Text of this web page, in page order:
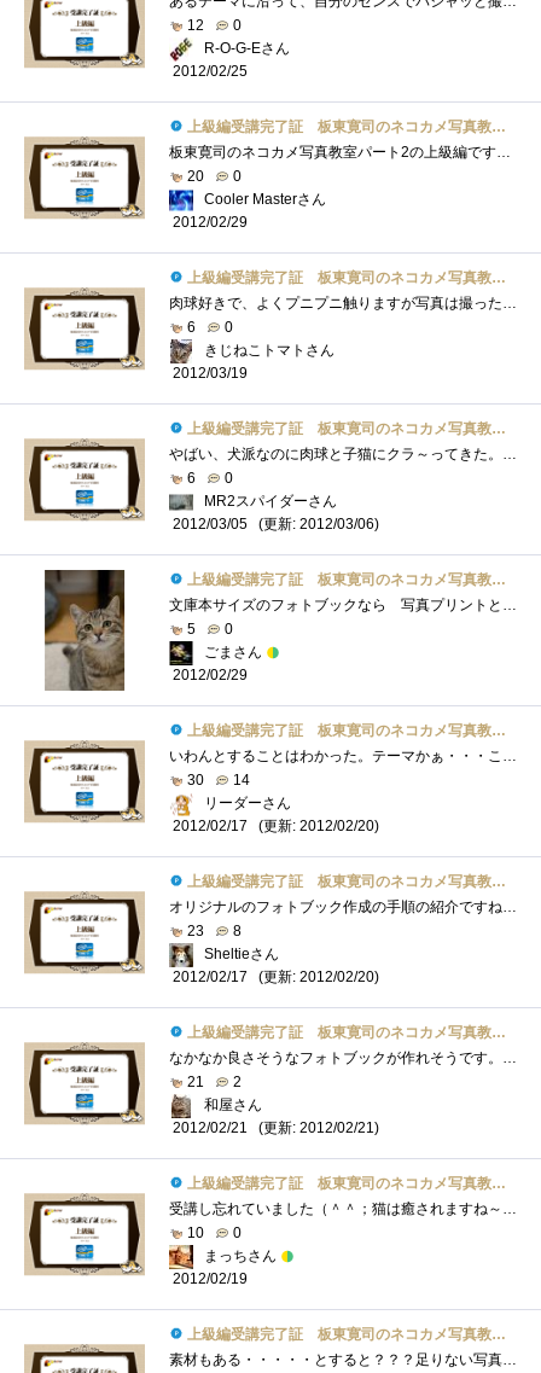
12
0
R-O-G-Eさん
2012/02/25
上級編受講完了証 板東寛司のネコカメ写真教室パート2
板東寛司のネコカメ写真教室パート2の上級編です！ドリームページを使ってのフォトブック（オリジナル写真集）作成方法です。レイアウトなど�...
20
0
Cooler Masterさん
2012/02/29
上級編受講完了証 板東寛司のネコカメ写真教室パート2
肉球好きで、よくプニプニ触りますが写真は撮ったことないなぁ。うちの子は子猫の時から「ちゅっちゅっ」と幼児のする指吸いならず「肉球吸�...
6
0
きじねこトマトさん
2012/03/19
上級編受講完了証 板東寛司のネコカメ写真教室パート2
やばい、犬派なのに肉球と子猫にクラ～ってきた。実物は車の幌を爪で研がれたことあるからちょっとだけど、写真は可愛い！こういうの作れる�...
6
0
MR2スパイダーさん
2012/03/05
(更新: 2012/03/06)
上級編受講完了証 板東寛司のネコカメ写真教室パート2
文庫本サイズのフォトブックなら 写真プリントと同じような気軽さで作成できるかな？と 作って見る気になったものの･･･レイアウトが難�...
5
0
ごまさん
2012/02/29
上級編受講完了証 板東寛司のネコカメ写真教室パート2
いわんとすることはわかった。テーマかぁ・・・ここを決めるのが一番大変よね。まあ、フォトブックに限らず、漫画でも小説でもそうなんだけ�...
30
14
リーダーさん
2012/02/17
(更新: 2012/02/20)
上級編受講完了証 板東寛司のネコカメ写真教室パート2
オリジナルのフォトブック作成の手順の紹介ですね。フォトブックというと写真を並べるだけなのかと思いましたが、撮りためた写真の中らか載�...
23
8
Sheltieさん
2012/02/17
(更新: 2012/02/20)
上級編受講完了証 板東寛司のネコカメ写真教室パート2
なかなか良さそうなフォトブックが作れそうです。ただ、テーマ決めがちょっと難しいですね～。今回は、出会った猫たち！のような感じになる�...
21
2
和屋さん
2012/02/21
(更新: 2012/02/21)
上級編受講完了証 板東寛司のネコカメ写真教室パート2
受講し忘れていました（＾＾；猫は癒されますね～♪私は家猫のニクキュウをプニプニするのが大好き★家猫もプニプニされていると、まったり�...
10
0
まっちさん
2012/02/19
上級編受講完了証 板東寛司のネコカメ写真教室パート2
素材もある・・・・・とすると？？？足りない写真を撮ることだ。ってことで、天気のいい日に大撮影会をしないといけないナ。はっ、まだ、レ�...